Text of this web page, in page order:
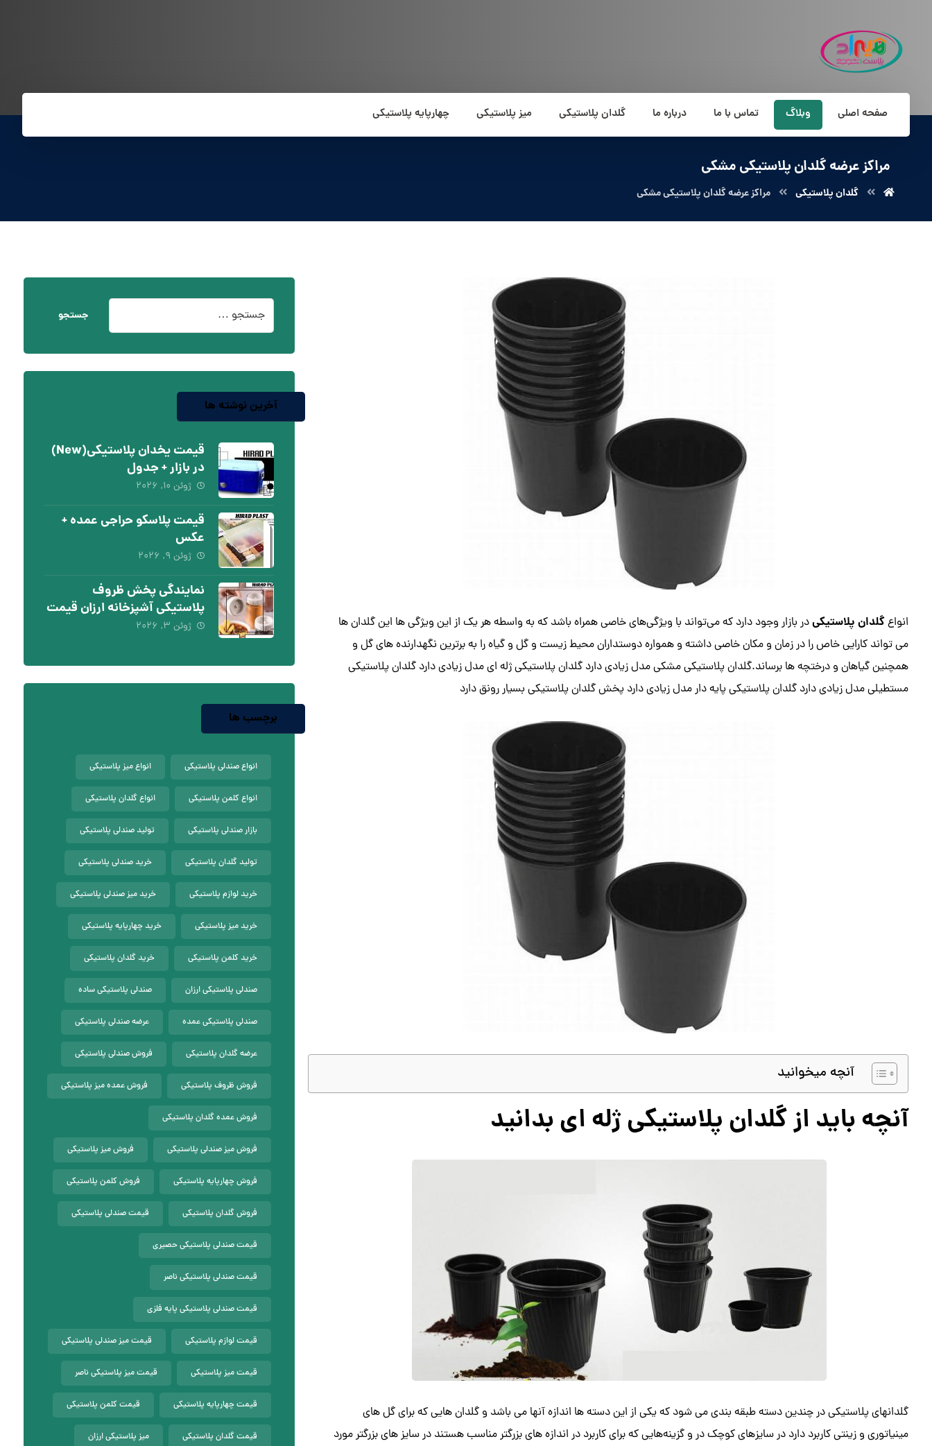
صفحه اصلی وبلاگ تماس با ما درباره ما گلدان پلاستیکی میز پلاستیکی چهارپایه پلاستیکی
مراکز عرضه گلدان پلاستیکی مشکی
گلدان پلاستیکی مراکز عرضه گلدان پلاستیکی مشکی
انواعگلدان پلاستیکیدر بازار وجود دارد که می‌تواند با ویژگی‌های خاصی همراه باشد که به واسطه هر یک از این ویژگی ها این گلدان ها
می تواند کارایی خاص را در زمان و مکان خاصی داشته و همواره دوستداران محیط زیست و گل و گیاه را به برترین نگهدارنده های گل و
همچنین گیاهان و درختچه ها برساند.گلدان پلاستیکی مشکی مدل زیادی دارد گلدان پلاستیکی ژله ای مدل زیادی دارد گلدان پلاستیکی
مستطیلی مدل زیادی دارد گلدان پلاستیکی پایه دار مدل زیادی دارد پخش گلدان پلاستیکی بسیار رونق دارد
آنچه میخوانید
آنچه باید از گلدان پلاستیکی ژله ای بدانید
گلدانهای پلاستیکی در چندین دسته طبقه بندی می شود که یکی از این دسته ها اندازه آنها می باشد و گلدان هایی که برای گل های
مینیاتوری و زینتی کاربرد دارد در سایزهای کوچک در و گزینه‌هایی که برای کاربرد در اندازه های بزرگتر مناسب هستند در سایز های بزرگتر مورد
جستجو
آخرین نوشته ها
قیمت یخدان پلاستیکی(New)
در بازار + جدول
ژوئن ۱۰, ۲۰۲۶
قیمت پلاسکو حراجی عمده +
عکس
ژوئن ۹, ۲۰۲۶
نمایندگی پخش ظروف
پلاستیکی آشپزخانه ارزان قیمت
ژوئن ۳, ۲۰۲۶
برچسب ها
انواع صندلی پلاستیکی انواع میز پلاستیکی
انواع کلمن پلاستیکی انواع گلدان پلاستیکی
بازار صندلی پلاستیکی تولید صندلی پلاستیکی
تولید گلدان پلاستیکی خرید صندلی پلاستیکی
خرید لوازم پلاستیکی خرید میز صندلی پلاستیکی
خرید میز پلاستیکی خرید چهارپایه پلاستیکی
خرید کلمن پلاستیکی خرید گلدان پلاستیکی
صندلی پلاستیکی ارزان صندلی پلاستیکی ساده
صندلی پلاستیکی عمده عرضه صندلی پلاستیکی
عرضه گلدان پلاستیکی فروش صندلی پلاستیکی
فروش ظروف پلاستیکی فروش عمده میز پلاستیکی
فروش عمده گلدان پلاستیکی
فروش میز صندلی پلاستیکی فروش میز پلاستیکی
فروش چهارپایه پلاستیکی فروش کلمن پلاستیکی
فروش گلدان پلاستیکی قیمت صندلی پلاستیکی
قیمت صندلی پلاستیکی حصیری
قیمت صندلی پلاستیکی ناصر
قیمت صندلی پلاستیکی پایه فلزی
قیمت لوازم پلاستیکی قیمت میز صندلی پلاستیکی
قیمت میز پلاستیکی قیمت میز پلاستیکی ناصر
قیمت چهارپایه پلاستیکی قیمت کلمن پلاستیکی
قیمت گلدان پلاستیکی میز پلاستیکی ارزان